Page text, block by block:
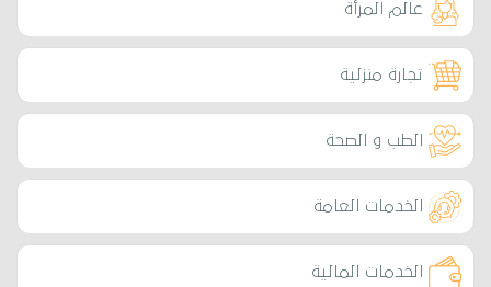
عالم المرأة
تجارة منزلية
الطب و الصحة
الخدمات العامة
الخدمات المالية